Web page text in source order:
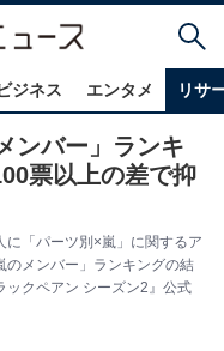
ジネス エンタメ リサ
ンバー」ランキ
票以上の差で抑
「パーツ別×嵐」に関するア
のメンバー」ランキングの結
ックペアン シーズン2』公式